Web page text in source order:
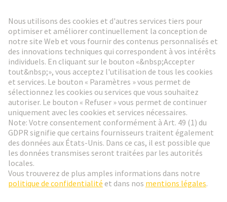
Aller à l'inscription
Social Media
France Français